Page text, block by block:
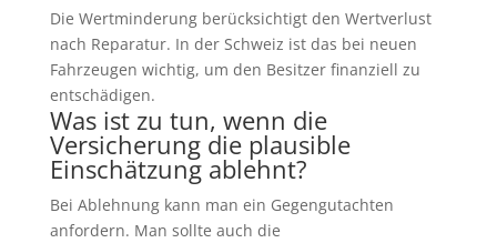
Die Wertminderung berücksichtigt den Wertverlust
nach Reparatur. In der Schweiz ist das bei neuen
Fahrzeugen wichtig, um den Besitzer finanziell zu
entschädigen.
Was ist zu tun, wenn die
Versicherung die plausible
Einschätzung ablehnt?
Bei Ablehnung kann man ein Gegengutachten
anfordern. Man sollte auch die